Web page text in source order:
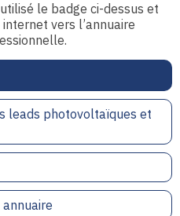
leads photovoltaïques et
annuaire
le badge ci-dessus et
vers l’annuaire